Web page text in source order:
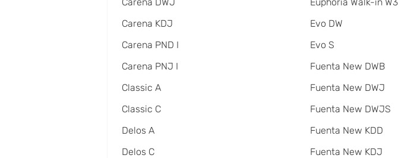
Carena KDJ
Carena PND I
Carena PNJ I
Classic A
Classic C
Delos A
Delos C
Evo DW
Evo S
Fuenta New DWB
Fuenta New DWJ
Fuenta New DWJS
Fuenta New KDD
Fuenta New KDJ